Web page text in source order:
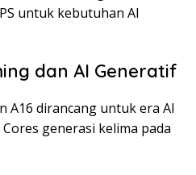
untuk kebutuhan AI
dan AI Generatif
A16 dirancang untuk era AI
generasi kelima pada